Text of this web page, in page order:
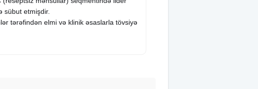
sübut etmişdir.
tərəfindən elmi və klinik əsaslarla tövsiyə
və sahədə medikal strategiyanın